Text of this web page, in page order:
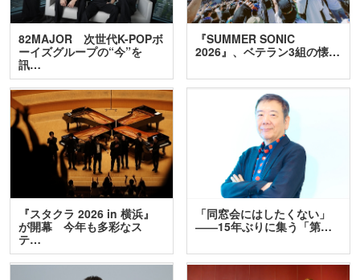
82MAJOR 次世代K-POPボ
ーイズグループの“今”を
訊…
『SUMMER SONIC
2026』、ベテラン3組の懐…
『スタクラ 2026 in 横浜』
が開幕 今年も多彩なス
テ…
「同窓会にはしたくない」
――15年ぶりに集う「第…